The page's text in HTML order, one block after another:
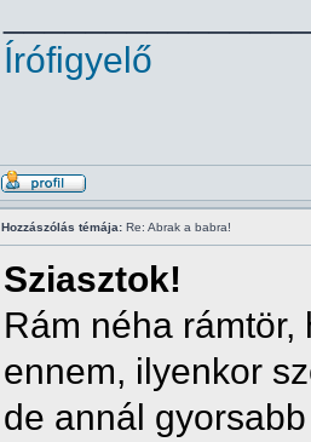
Írófigyelő
Hozzászólás témája: Re: Abrak a babra!
Sziasztok!
Rám néha
ennem, ilyenkor
de annál